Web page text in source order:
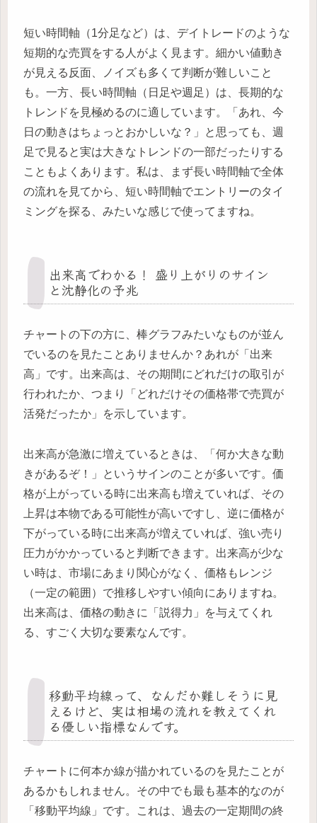
短い時間軸（1分足など）は、デイトレードのような
短期的な売買をする人がよく見ます。細かい値動き
が見える反面、ノイズも多くて判断が難しいこと
も。一方、長い時間軸（日足や週足）は、長期的な
トレンドを見極めるのに適しています。「あれ、今
日の動きはちょっとおかしいな？」と思っても、週
足で見ると実は大きなトレンドの一部だったりする
こともよくあります。私は、まず長い時間軸で全体
の流れを見てから、短い時間軸でエントリーのタイ
ミングを探る、みたいな感じで使ってますね。
出来高でわかる！ 盛り上がりのサイン
と沈静化の予兆
チャートの下の方に、棒グラフみたいなものが並ん
でいるのを見たことありませんか？あれが「出来
高」です。出来高は、その期間にどれだけの取引が
行われたか、つまり「どれだけその価格帯で売買が
活発だったか」を示しています。
出来高が急激に増えているときは、「何か大きな動
きがあるぞ！」というサインのことが多いです。価
格が上がっている時に出来高も増えていれば、その
上昇は本物である可能性が高いですし、逆に価格が
下がっている時に出来高が増えていれば、強い売り
圧力がかかっていると判断できます。出来高が少な
い時は、市場にあまり関心がなく、価格もレンジ
（一定の範囲）で推移しやすい傾向にありますね。
出来高は、価格の動きに「説得力」を与えてくれ
る、すごく大切な要素なんです。
移動平均線って、なんだか難しそうに見
えるけど、実は相場の流れを教えてくれ
る優しい指標なんです。
チャートに何本か線が描かれているのを見たことが
あるかもしれません。その中でも最も基本的なのが
「移動平均線」です。これは、過去の一定期間の終